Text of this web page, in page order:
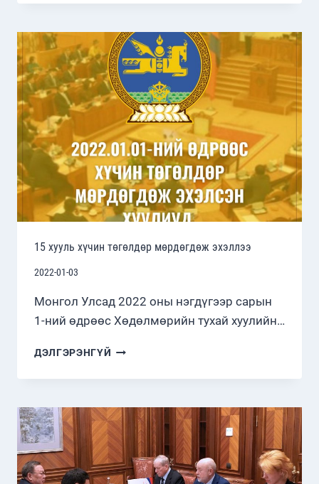
ТАВАН
УДИРДАГЧИД
ХАМТАРСАН
МЭДЭГДЭЛ
ГАРГАЛАА
15 хууль хүчин төгөлдөр мөрдөгдөж эхэллээ
2022-01-03
Монгол Улсад 2022 оны нэгдүгээр сарын
1-ний өдрөөс Хөдөлмөрийн тухай хуулийн…
ДЭЛГЭРЭНГҮЙ
ХҮЧИН
МӨРДӨГДӨЖ
ЭХЭЛЛЭЭ